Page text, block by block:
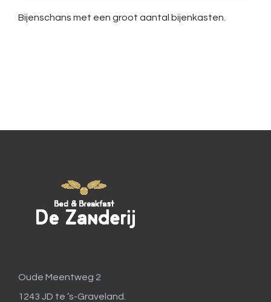
Bijenschans met een groot aantal bijenkasten.
Oude Meentweg 2
1243 JD te ’s-Graveland.